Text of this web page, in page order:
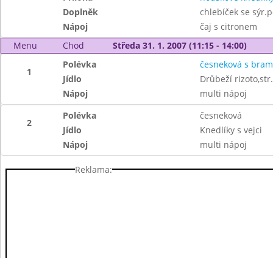
Doplněk
chlebíček se
Nápoj
čaj s citronem
Menu
Chod Středa 31. 1. 2007 (11:15 - 14:00)
1
Polévka
česneková s
Jídlo
Drůbeží
Nápoj
multi nápoj
2
Polévka
česneková
Jídlo
Knedlíky s vejci
Nápoj
multi nápoj
Reklama: